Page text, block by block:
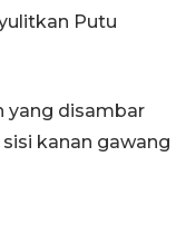
Putu
yang disambar
kanan gawang